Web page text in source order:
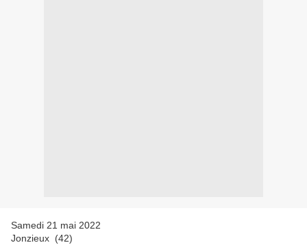
Samedi 21 mai 2022
Jonzieux (42)